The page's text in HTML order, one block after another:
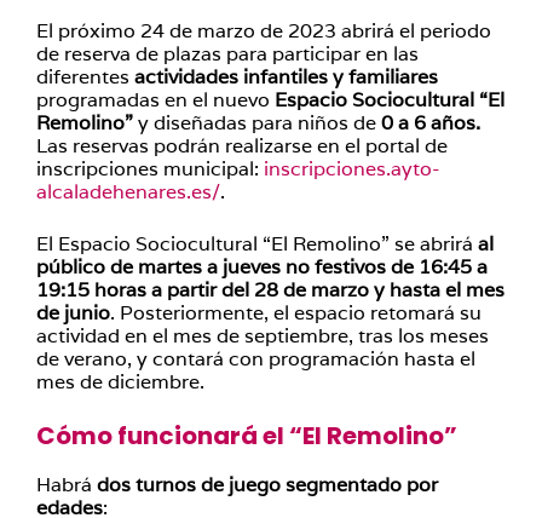
El próximo 24 de marzo de 2023 abrirá el periodo
de reserva de plazas para participar en las
diferentes actividades infantiles y familiares
programadas en el nuevo Espacio Sociocultural “El
Remolino”y diseñadas para niños de0 a 6 años.
Las reservas podrán realizarse en el portal de
inscripciones municipal: inscripciones.ayto-
alcaladehenares.es/.
El Espacio Sociocultural “El Remolino” se abrirá al
público de martes a jueves no festivos de 16:45 a
19:15 horas a partir del 28 de marzo y hasta el mes
de junio. Posteriormente, el espacio retomará su
actividad en el mes de septiembre, tras los meses
de verano, y contará con programación hasta el
mes de diciembre.
Cómo funcionará el “El Remolino”
Habrá dos turnos de juego segmentado por
edades: